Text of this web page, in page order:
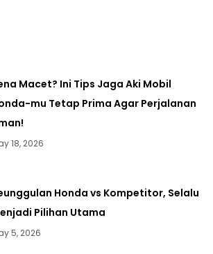
Macet? Ini Tips Jaga Aki Mobil
mu Tetap Prima Agar Perjalanan
18, 2026
Honda vs Kompetitor, Selalu
Pilihan Utama
5, 2026